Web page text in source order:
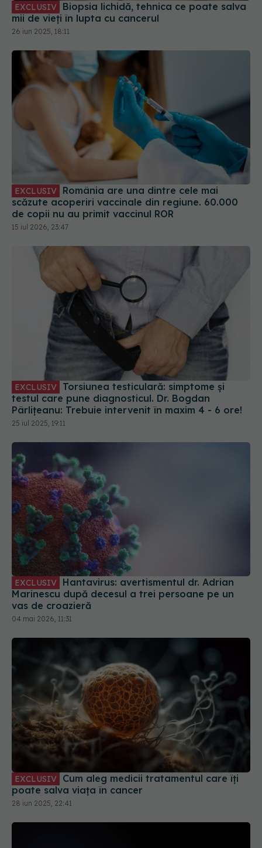
EXCLUSIV
mii de vieți în lupta cu cancerul
26 iun 2025, 18:11
EXCLUSIV
scăzute acoperiri vaccinale din regiune. 60.000
de copii nu au primit vaccinul ROR
15 iul 2026, 23:47
EXCLUSIV
testul care pune diagnosticul. Dr. Bogdan
Pârlițeanu: Trebuie intervenit în maxim 4 - 6 ore!
25 iul 2025, 19:11
EXCLUSIV
Marinescu după decesul a trei persoane pe un
vas de croazieră
04 mai 2026, 11:31
EXCLUSIV
poate salva viața în cancer
28 iun 2025, 22:41